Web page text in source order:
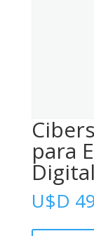
para
Digital
U$D